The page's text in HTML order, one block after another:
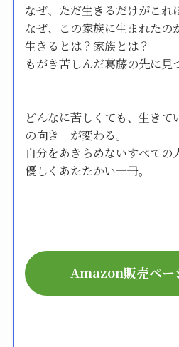
なぜ、ただ生きるだけがこれ
なぜ、この家族に生まれたの
生きるとは？家族とは？
もがき苦しんだ葛藤の先に見
どんなに苦しくても、生き
の向き」が変わる。
自分をあきらめないすべての
優しくあたたかい一冊。
Amazon販売ペー